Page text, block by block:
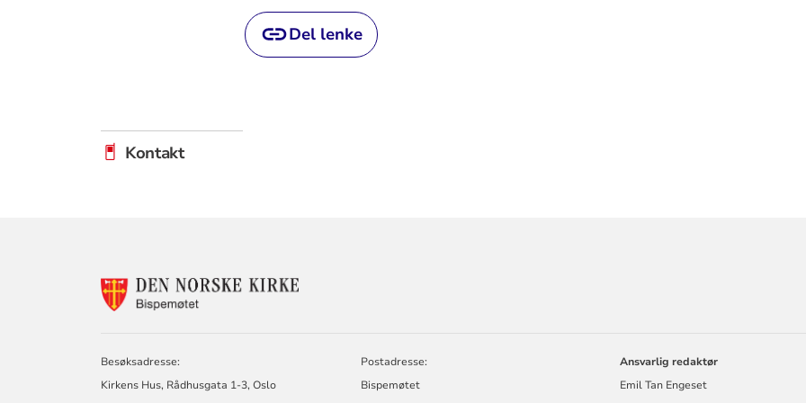
Del lenke
Kontakt
KONTAKTINFORMASJON
Besøksadresse:
Kirkens Hus, Rådhusgata 1-3, Oslo
Postadresse:
Bispemøtet
Ansvarlig redaktør
Emil Tan Engeset